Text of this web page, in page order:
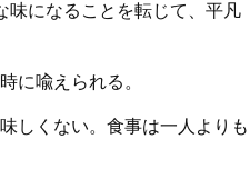
味になることを転じて、平凡
に喩えられる。
しくない。食事は一人よりも